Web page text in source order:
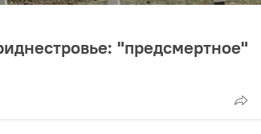
"предсмертное"